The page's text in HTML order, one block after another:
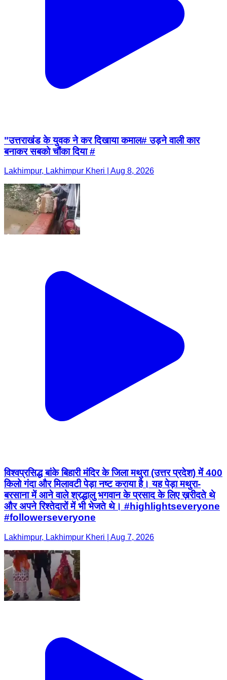
"उत्तराखंड के युवक ने कर दिखाया कमाल# उड़ने वाली कार
बनाकर सबको चौंका दिया #
Lakhimpur, Lakhimpur Kheri | Aug 8, 2026
विश्वप्रसिद्ध बांके बिहारी मंदिर के जिला मथुरा (उत्तर प्रदेश) में 400
किलो गंदा और मिलावटी पेड़ा नष्ट कराया है। यह पेड़ा मथुरा-
बरसाना में आने वाले श्रद्धालु भगवान के प्रसाद के लिए ख़रीदते थे
और अपने रिश्तेदारों में भी भेजते थे। #highlightseveryone
#followerseveryone
Lakhimpur, Lakhimpur Kheri | Aug 7, 2026